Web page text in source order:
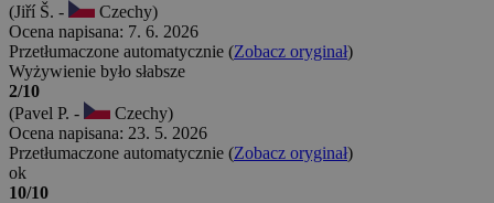
(Jiří Š. -
Czechy)
Ocena napisana: 7. 6. 2026
Przetłumaczone automatycznie (Zobacz oryginał)
Wyżywienie było słabsze
2/10
(Pavel P. -
Czechy)
Ocena napisana: 23. 5. 2026
Przetłumaczone automatycznie (Zobacz oryginał)
ok
10/10